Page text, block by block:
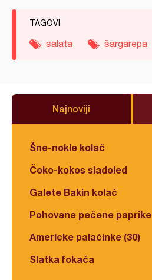
TAGOVI
salata šargarepa
Najnoviji
Šne-nokle kolač
Čoko-kokos sladoled
Galete Bakin kolač
Pohovane pečene paprike
Americke palačinke (30)
Slatka fokača